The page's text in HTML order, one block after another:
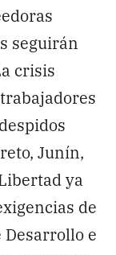
seguirán
crisis
Junín,
ya
de
e